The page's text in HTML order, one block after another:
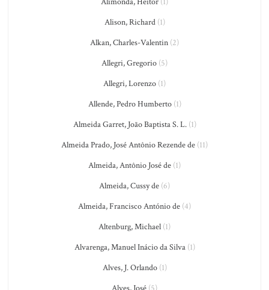
Alison, Richard(1)
Alkan, Charles-Valentin (2)
Allegri, Gregorio (5)
Allegri, Lorenzo (1)
Allende, Pedro Humberto(1)
Almeida Garret, João Baptista S. L.(1)
Almeida Prado, José Antônio Rezende de (11)
Almeida, Antônio José de (1)
Almeida, Cussy de (6)
Almeida, Francisco António de (4)
Altenburg, Michael (1)
Alvarenga, Manuel Inácio da Silva(1)
Alves, J. Orlando(1)